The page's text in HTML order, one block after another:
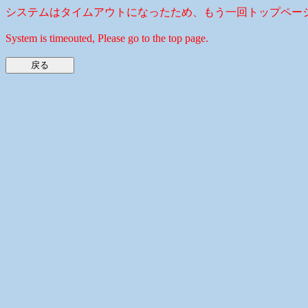
システムはタイムアウトになったため、もう一回トップペー
System is timeouted, Please go to the top page.